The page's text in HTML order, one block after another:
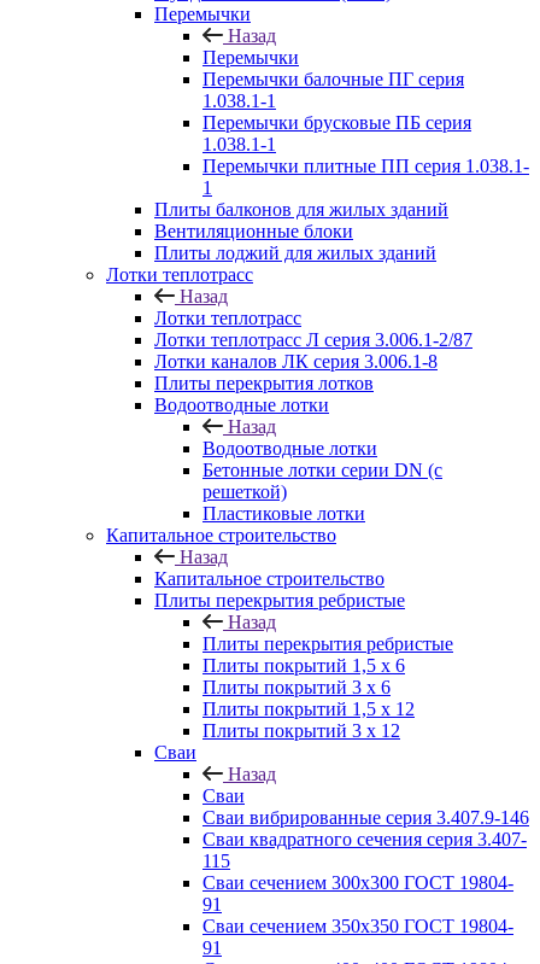
Перемычки
Назад
Перемычки
Перемычки балочные ПГ серия
1.038.1-1
Перемычки брусковые ПБ серия
1.038.1-1
Перемычки плитные ПП серия 1.038.1-
1
Плиты балконов для жилых зданий
Вентиляционные блоки
Плиты лоджий для жилых зданий
Лотки теплотрасс
Назад
Лотки теплотрасс
Лотки теплотрасс Л серия 3.006.1-2/87
Лотки каналов ЛК серия 3.006.1-8
Плиты перекрытия лотков
Водоотводные лотки
Назад
Водоотводные лотки
Бетонные лотки серии DN (с
решеткой)
Пластиковые лотки
Капитальное строительство
Назад
Капитальное строительство
Плиты перекрытия ребристые
Назад
Плиты перекрытия ребристые
Плиты покрытий 1,5 x 6
Плиты покрытий 3 x 6
Плиты покрытий 1,5 x 12
Плиты покрытий 3 x 12
Сваи
Назад
Сваи
Сваи вибрированные серия 3.407.9-146
Сваи квадратного сечения серия 3.407-
115
Сваи сечением 300х300 ГОСТ 19804-
91
Сваи сечением 350х350 ГОСТ 19804-
91